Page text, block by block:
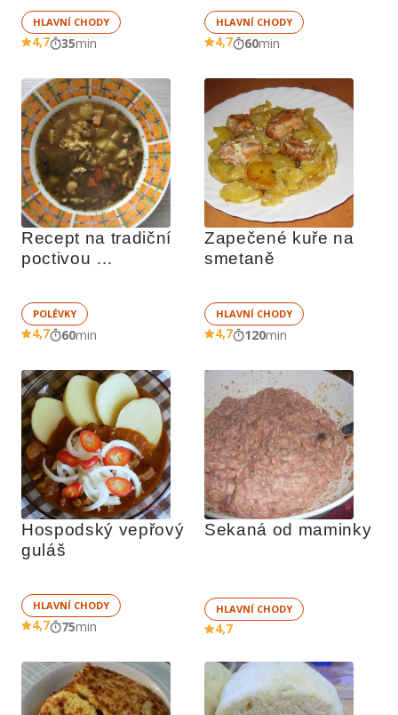
HLAVNÍ CHODY
4,7 35min
HLAVNÍ CHODY
4,7 60min
Recept na tradiční
poctivou
POLÉVKY
4,7 60min
Zapečené kuře na
smetaně
HLAVNÍ CHODY
4,7 120min
Hospodský vepřový
guláš
HLAVNÍ CHODY
4,7 75min
Sekaná od maminky
HLAVNÍ CHODY
4,7